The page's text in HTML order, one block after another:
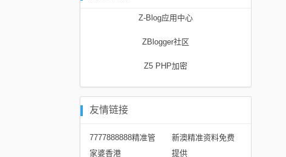
Z-Blog应用中心
ZBlogger社区
Z5 PHP加密
友情链接
7777888888精准管
家婆香港
新澳精准资料免费
提供